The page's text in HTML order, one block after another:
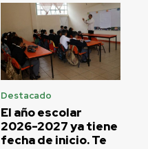
Destacado
El año escolar
2026-2027 ya tiene
fecha de inicio. Te